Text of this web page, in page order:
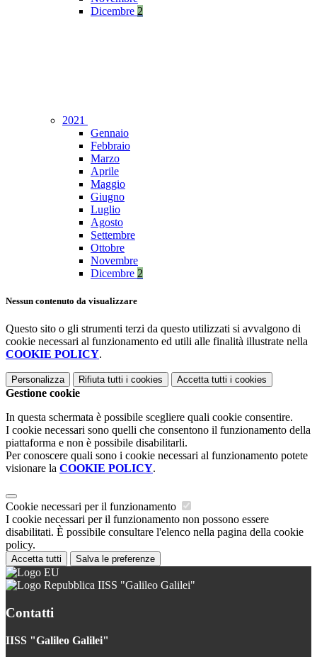
Dicembre 2
2021
Gennaio
Febbraio
Marzo
Aprile
Maggio
Giugno
Luglio
Agosto
Settembre
Ottobre
Novembre
Dicembre 2
Nessun contenuto da visualizzare
Questo sito o gli strumenti terzi da questo utilizzati si avvalgono di
cookie necessari al funzionamento ed utili alle finalità illustrate nella
COOKIE POLICY.
Personalizza Rifiuta tutti i cookies Accetta tutti i cookies
Gestione cookie
In questa schermata è possibile scegliere quali cookie consentire.
I cookie necessari sono quelli che consentono il funzionamento della
piattaforma e non è possibile disabilitarli.
Per conoscere quali sono i cookie necessari al funzionamento potete
visionare la COOKIE POLICY.
Cookie necessari per il funzionamento
I cookie necessari per il funzionamento non possono essere
disabilitati. È possibile consultare l'elenco nella pagina della cookie
policy.
Accetta tutti Salva le preferenze
IISS "Galileo Galilei"
Contatti
IISS "Galileo Galilei"